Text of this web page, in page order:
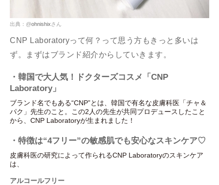
出典：@ohnishixさん
CNP Laboratoryって何？って思う方もきっと多いは
ず。まずはブランド紹介からしていきます。
・韓国で大人気！ドクターズコスメ「CNP
Laboratory」
ブランド名でもある“CNP”とは、韓国で有名な皮膚科医「チャ＆
パク」先生のこと。この2人の先生が共同プロデュースしたこと
から、CNP Laboratoryが生まれました！
・特徴は“4フリー”の敏感肌でも安心なスキンケア♡
皮膚科医の研究によって作られるCNP Laboratoryのスキンケア
は、
アルコールフリー